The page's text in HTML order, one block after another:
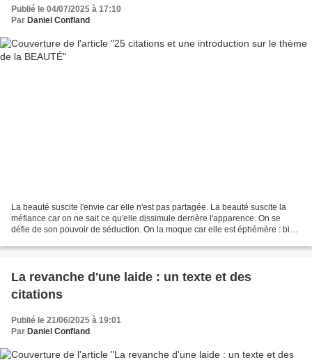
Publié le 04/07/2025 à 17:10
Par Daniel Confland
La beauté suscite l'envie car elle n'est pas partagée. La beauté suscite la
méfiance car on ne sait ce qu'elle dissimule derrière l'apparence. On se
défie de son pouvoir de séduction. On la moque car elle est éphémère : bien
La revanche d'une laide : un texte et des
citations
Publié le 21/06/2025 à 19:01
Par Daniel Confland